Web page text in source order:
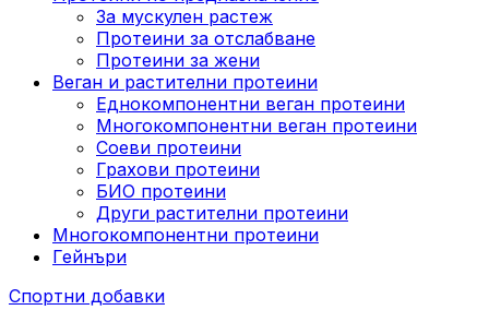
За мускулен растеж
Протеини за отслабване
Протеини за жени
Веган и растителни протеини
Еднокомпонентни веган протеини
Многокомпонентни веган протеини
Соеви протеини
Грахови протеини
БИО протеини
Други растителни протеини
Многокомпонентни протеини
Гейнъри
Спортни добавки